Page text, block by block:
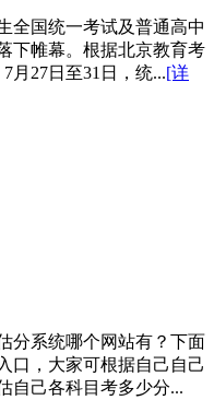
全国统一考试及普通高中
下帷幕。根据北京教育考
月27日至31日，统...[详
分系统哪个网站有？下面
口，大家可根据自己自己
自己各科目考多少分...